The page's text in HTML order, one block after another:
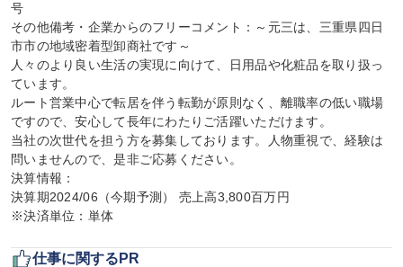
号
その他備考・企業からのフリーコメント：～元三は、三重県四日
市市の地域密着型卸商社です～
人々のより良い生活の実現に向けて、日用品や化粧品を取り扱っ
ています。
ルート営業中心で転居を伴う転勤が原則なく、離職率の低い職場
ですので、安心して長年にわたりご活躍いただけます。
当社の次世代を担う方を募集しております。人物重視で、経験は
問いませんので、是非ご応募ください。
決算情報：
決算期2024/06（今期予測） 売上高3,800百万円
※決済単位：単体
仕事に関するPR